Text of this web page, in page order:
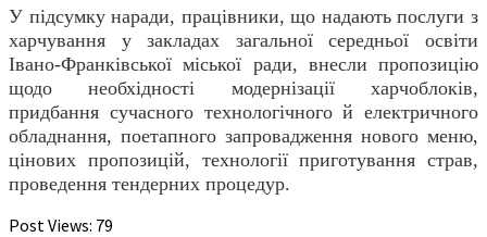
У підсумку наради, працівники, що надають послуги з
харчування у закладах загальної середньої освіти
Івано-Франківської міської ради, внесли пропозицію
щодо необхідності модернізації харчоблоків,
придбання сучасного технологічного й електричного
обладнання, поетапного запровадження нового меню,
цінових пропозицій, технології приготування страв,
проведення тендерних процедур.
Post Views: 79